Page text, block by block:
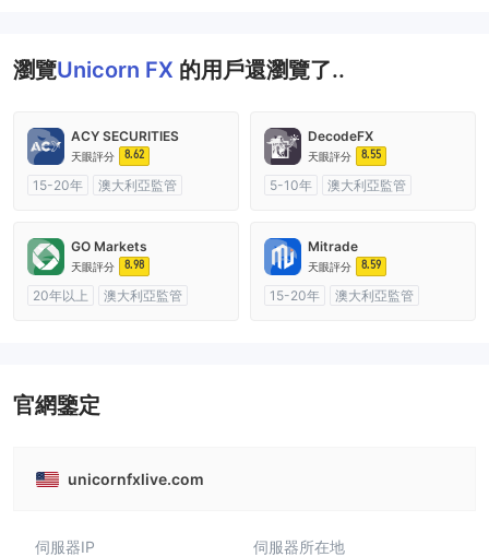
瀏覽Unicorn FX 的用戶還瀏覽了..
ACY SECURITIES
天眼評分 8.62
15-20年
澳大利亞監管
DecodeFX
天眼評分 8.55
5-10年
澳大利亞監管
GO Markets
天眼評分 8.98
20年以上
澳大利亞監管
Mitrade
天眼評分 8.59
15-20年
澳大利亞監管
官網鑒定
unicornfxlive.com
伺服器IP
伺服器所在地